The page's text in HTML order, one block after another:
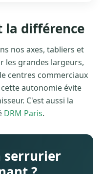
différence
nos axes, tabliers et
les grandes largeurs,
centres commerciaux
autonomie évite
C'est aussi la
DRM Paris.
serrurier